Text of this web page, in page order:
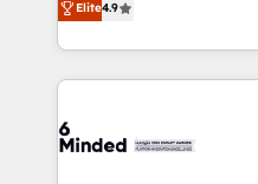
150+ HubSpot-certified
solutions to complex
Our Expertise 🔹 Onboarding & Implementation:
tailored to your GTM motion. 🔹
Elite4.9